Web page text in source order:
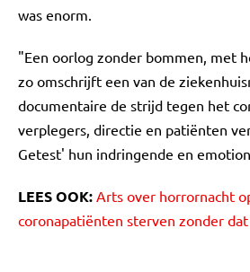
was enorm.
"Een oorlog zonder bommen, met
zo omschrijft een van de
documentaire de strijd tegen het
verplegers, directie en patiënten
Getest' hun indringende en
LEES OOK: Arts over horrornacht
coronapatiënten sterven zonder